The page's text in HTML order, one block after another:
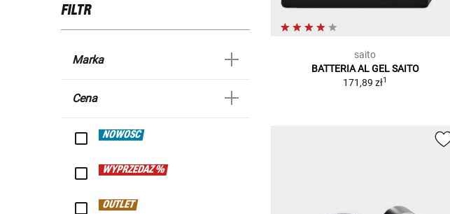
FILTR
Marka
Cena
NOWOŚĆ
WYPRZEDAŻ %
OUTLET
saito
BATTERIA AL GEL SAITO
171,89 zł1